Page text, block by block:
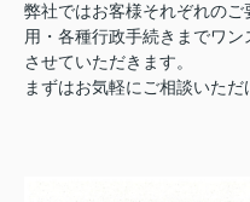
弊社ではお客様それぞれの
用・各種行政手続きまでワ
させていただきます。
まずはお気軽にご相談いただ